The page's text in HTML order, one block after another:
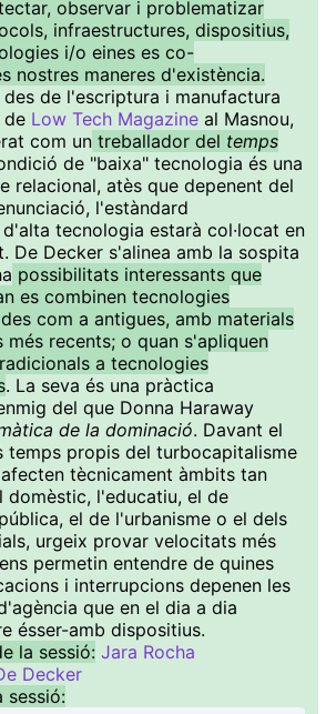
observar i problematizar
infraestructures, dispositius,
i/o eines es co-
nostres maneres d'existència.
des de l'escriptura i manufactura
de Low Tech Magazine al Masnou,
com un treballador del temps
de "baixa" tecnologia és una
relacional, atès que depenent del
l'estàndard
tecnologia estarà col·locat en
De Decker s'alinea amb la sospita
possibilitats interessants que
es combinen tecnologies
com a antigues, amb materials
més recents; o quan s'apliquen
a tecnologies
. La seva és una pràctica
del que Donna Haraway
de la dominació. Davant el
temps propis del turbocapitalisme
tècnicament àmbits tan
domèstic, l'educatiu, el de
el de l'urbanisme o el dels
urgeix provar velocitats més
permetin entendre de quines
i interrupcions depenen les
que en el dia a dia
ésser-amb dispositius.
la sessió: Jara Rocha
Decker
sessió: